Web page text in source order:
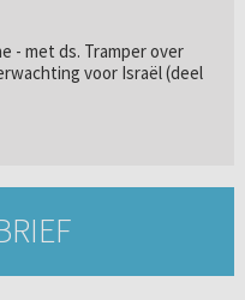
- met ds. Tramper over
voor Israël (deel